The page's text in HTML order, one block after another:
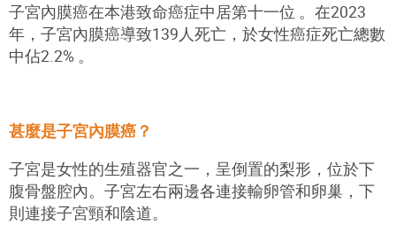
子宮內膜癌在本港致命癌症中居第十一位 。在2023
年，子宮內膜癌導致139人死亡，於女性癌症死亡總數
中佔2.2% 。
甚麼是子宮內膜癌？
子宮是女性的生殖器官之一，呈倒置的梨形，位於下
腹骨盤腔內。子宮左右兩邊各連接輸卵管和卵巢，下
則連接子宮頸和陰道。